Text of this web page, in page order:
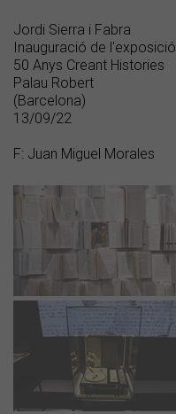
Jordi Sierra i Fabra
Inauguració de l'exposició
50 Anys Creant Histories
Palau Robert
(Barcelona)
13/09/22
F: Juan Miguel Morales